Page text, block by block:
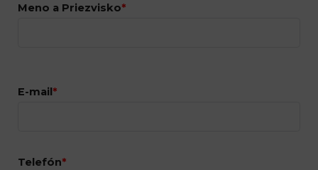
Meno a Priezvisko*
E-mail*
Telefón*